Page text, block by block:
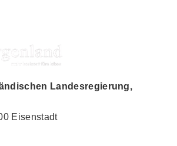
Landesregierung,
Eisenstadt